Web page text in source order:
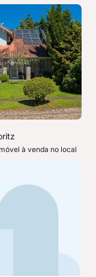
à venda no local